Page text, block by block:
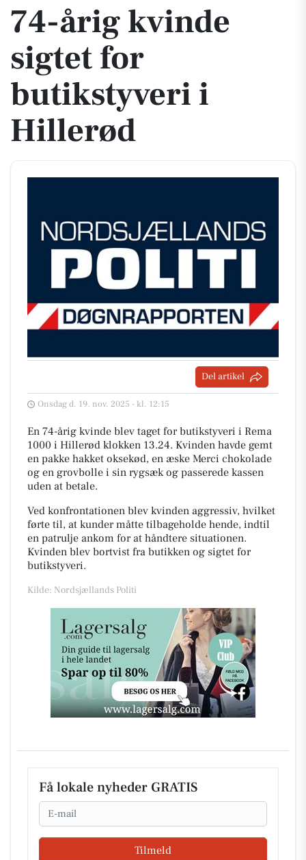
74-årig kvinde
sigtet for
butikstyveri i
Hillerød
Del artikel
Onsdag d. 19. nov. 2025 - kl. 12:15
En 74-årig kvinde blev taget for butikstyveri i Rema
1000 i Hillerød klokken 13.24. Kvinden havde gemt
en pakke hakket oksekød, en æske Merci chokolade
og en grovbolle i sin rygsæk og passerede kassen
uden at betale.
Ved konfrontationen blev kvinden aggressiv, hvilket
førte til, at kunder måtte tilbageholde hende, indtil
en patrulje ankom for at håndtere situationen.
Kvinden blev bortvist fra butikken og sigtet for
butikstyveri.
Kilde: Nordsjællands Politi
Få lokale nyheder GRATIS
Email
Tilmeld